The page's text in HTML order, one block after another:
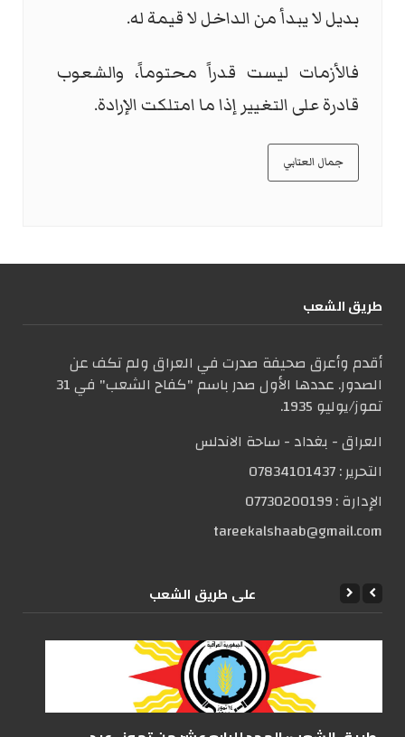
بديل لا يبدأ من الداخل لا قيمة له.
فالأزمات ليست قدراً محتوماً، والشعوب
قادرة على التغيير إذا ما امتلكت الإرادة.
جمال العتابي
طریق الشعب
أقدم وأعرق صحيفة صدرت في العراق ولم تكف عن
الصدور. عددها الأول صدر باسم "كفاح الشعب" في 31
تموز/يوليو 1935.
العراق - بغداد - ساحة الاندلس
التحریر :07834101437
الإدارة :07730200199
tareekalshaab@gmail.com
علی طریق الشعب